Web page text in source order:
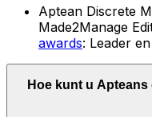
Aptean Discrete
Made2Manage
awards: Leader
Hoe kunt u